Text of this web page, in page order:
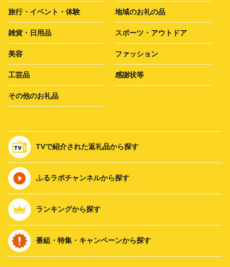
旅行・イベント・体験 地域のお礼の品
雑貨・日用品 スポーツ・アウトドア
美容 ファッション
工芸品 感謝状等
その他のお礼品
TVで紹介された返礼品から探す
ふるラボチャンネルから探す
ランキングから探す
番組・特集・キャンペーンから探す